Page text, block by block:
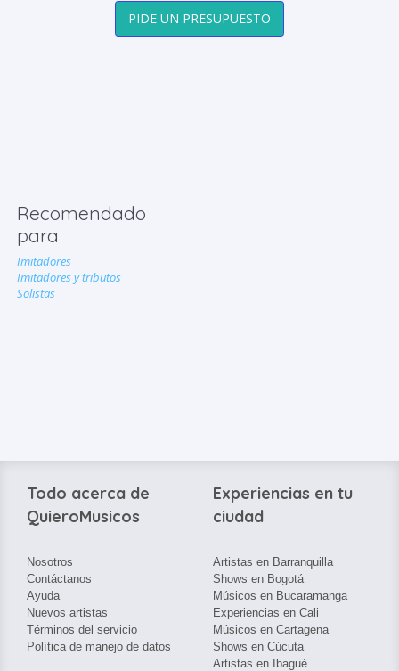
PIDE UN PRESUPUESTO
Recomendado
para
Imitadores
Imitadores y tributos
Solistas
Todo acerca de
QuieroMusicos
Nosotros
Contáctanos
Ayuda
Nuevos artistas
Términos del servicio
Política de manejo de datos
Experiencias en tu
ciudad
Artistas en Barranquilla
Shows en Bogotá
Músicos en Bucaramanga
Experiencias en Cali
Músicos en Cartagena
Shows en Cúcuta
Artistas en Ibagué